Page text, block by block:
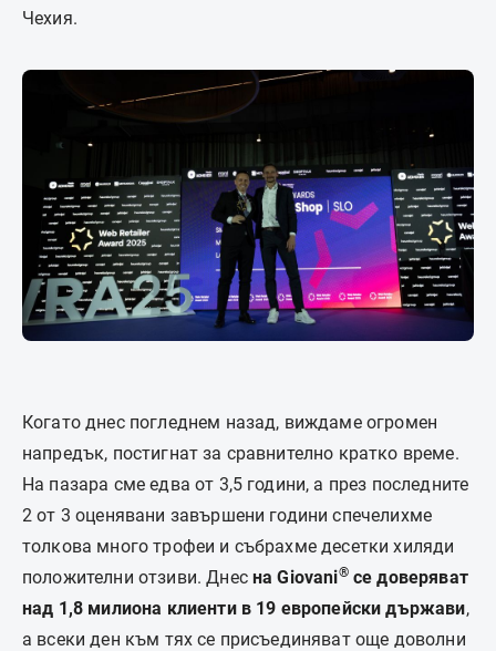
Чехия.
Когато днес погледнем назад, виждаме огромен
напредък, постигнат за сравнително кратко време.
На пазара сме едва от 3,5 години, а през последните
2 от 3 оценявани завършени години спечелихме
толкова много трофеи и събрахме десетки хиляди
положителни отзиви. Днесна Giovani®се доверяват
над 1,8 милиона клиенти в 19 европейски държави,
а всеки ден към тях се присъединяват още доволни